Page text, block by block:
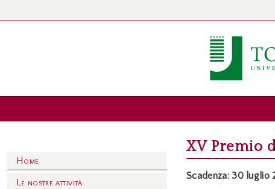
XV Premio
Scadenza: 30 luglio
Home
Le nostre attività